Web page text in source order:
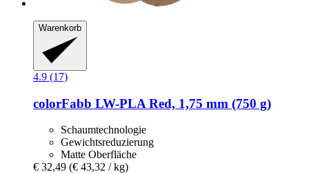
Warenkorb
4.9 (17)
colorFabb LW-​PLA Red, 1,75 mm (750 g)
Schaumtechnologie
Gewichtsreduzierung
Matte Oberfläche
€ 32,49 (€ 43,32 / kg)